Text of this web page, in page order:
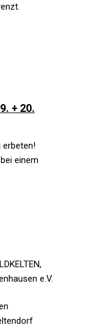
+ 20.
einem
e.V.